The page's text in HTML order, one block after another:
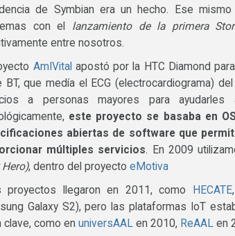
de Symbian era un hecho. Ese
con el
lanzamiento de la primera
entre nosotros.
AmIVital apostó por la HTC Diamond
BT, que medía el ECG (electrocardiograma)
a personas mayores para
este proyecto se basaba en
abiertas de software que
múltiples servicios. En 2009
Hero), dentro del proyecto eMotiva
proyectos llegaron en 2011, como
HECATE
Galaxy S2), pero las plataformas IoT
clave, como en universAAL en 2010, ReAAL en